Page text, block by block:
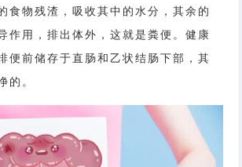
食物残渣，吸收其中的水分，其余的
作用，排出体外，这就是粪便。健康
便前储存于直肠和乙状结肠下部，其
的。